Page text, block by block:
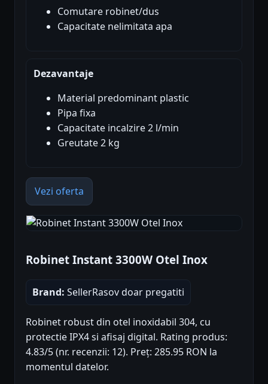
Comutare robinet/dus
Capacitate nelimitata apa
Dezavantaje
Material predominant plastic
Pipa fixa
Capacitate incalzire 2 l/min
Greutate 2 kg
Vezi oferta
Robinet Instant 3300W Otel Inox
Brand: SellerRasov doar pregatiti
Robinet robust din otel inoxidabil 304, cu
protectie IPX4 si afisaj digital. Rating produs:
4.83/5 (nr. recenzii: 12). Preț: 285.95 RON la
momentul datelor.